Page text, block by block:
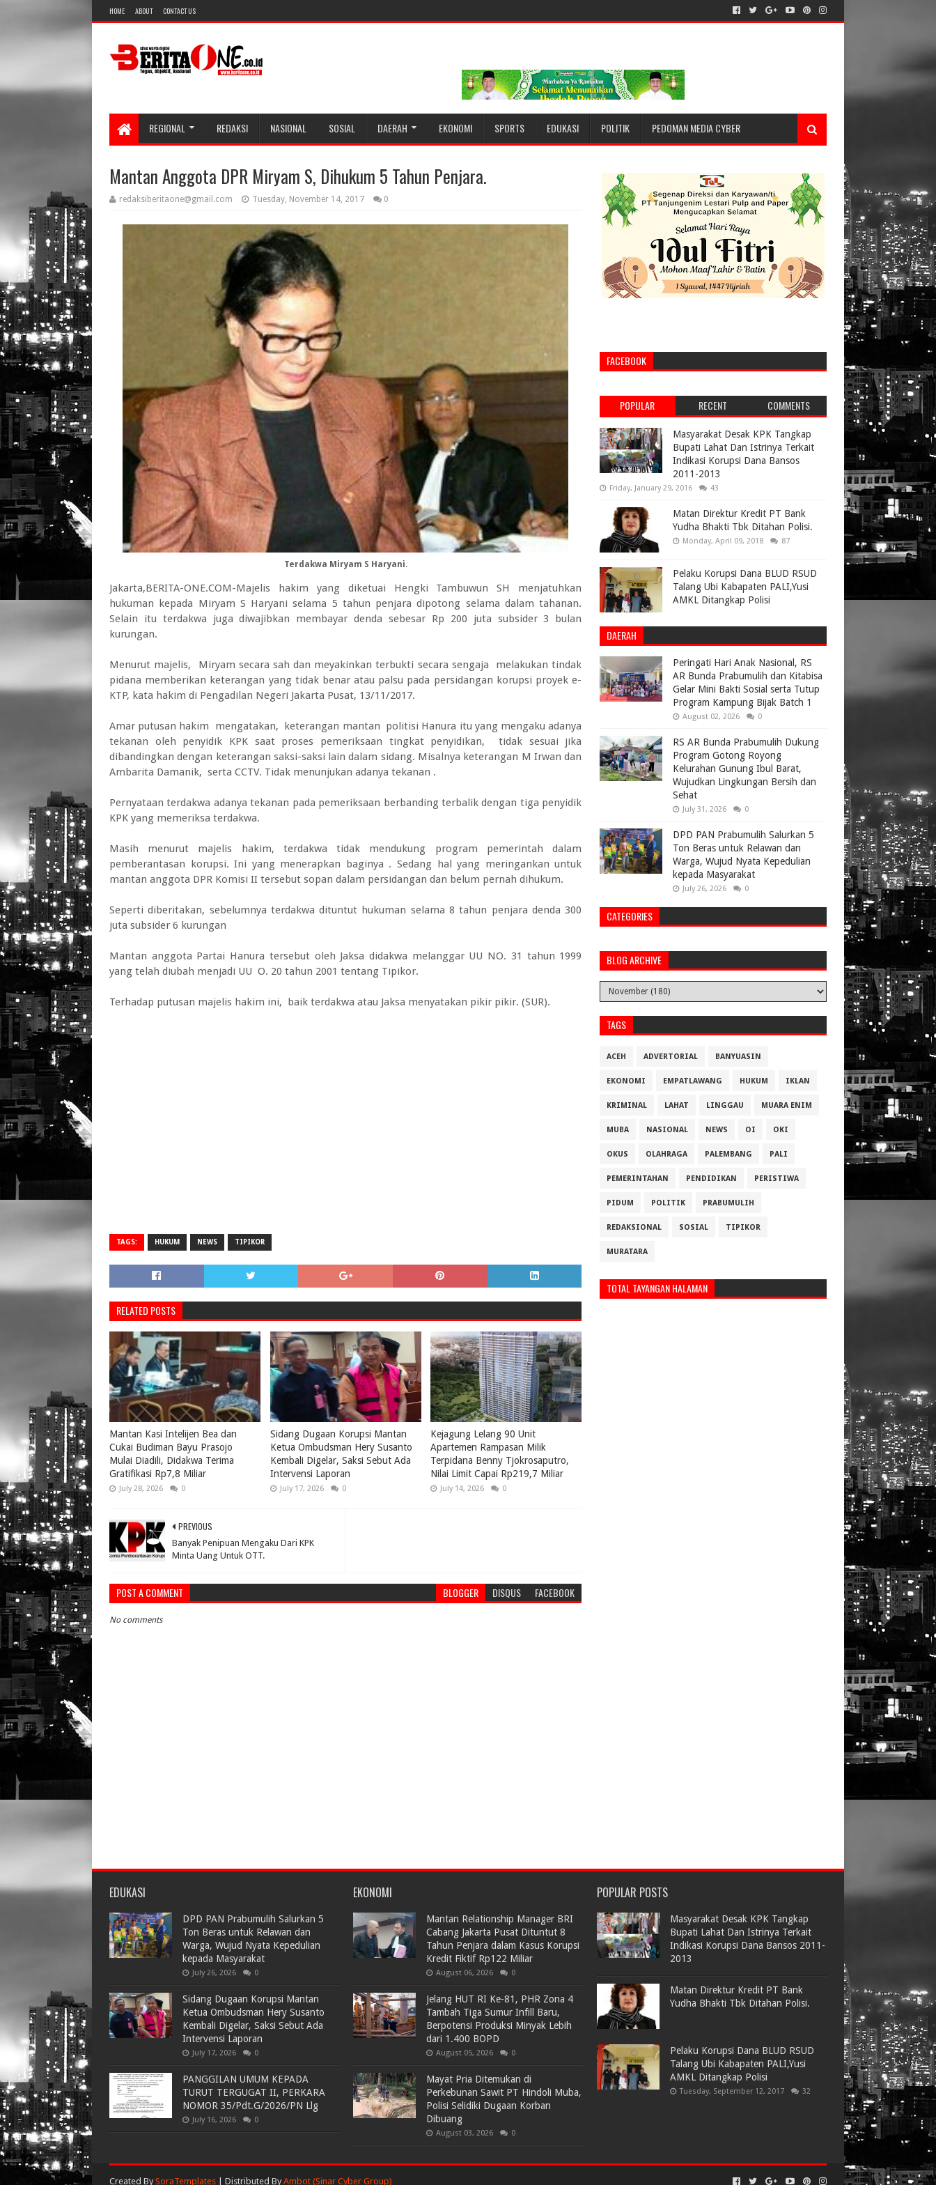
HOME ABOUT CONTACT US
REGIONAL REDAKSI NASIONAL SOSIAL DAERAH EKONOMI SPORTS EDUKASI POLITIK PEDOMAN MEDIA CYBER
Mantan Anggota DPR Miryam S, Dihukum 5 Tahun Penjara.
redaksiberitaone@gmail.com Tuesday, November 14, 2017 0
Terdakwa Miryam S Haryani.
Jakarta,BERITA-ONE.COM-Majelis hakim yang diketuai Hengki Tambuwun SH menjatuhkan
hukuman kepada Miryam S Haryani selama 5 tahun penjara dipotong selama dalam tahanan.
Selain itu terdakwa juga diwajibkan membayar denda sebesar Rp 200 juta subsider 3 bulan
kurungan.
Menurut majelis, Miryam secara sah dan meyakinkan terbukti secara sengaja melakukan tindak
pidana memberikan keterangan yang tidak benar atau palsu pada persidangan korupsi proyek e-
KTP, kata hakim di Pengadilan Negeri Jakarta Pusat, 13/11/2017.
Amar putusan hakim mengatakan, keterangan mantan politisi Hanura itu yang mengaku adanya
tekanan oleh penyidik KPK saat proses pemeriksaan tingkat penyidikan, tidak sesuai jika
dibandingkan dengan keterangan saksi-saksi lain dalam sidang. Misalnya keterangan M Irwan dan
Ambarita Damanik, serta CCTV. Tidak menunjukan adanya tekanan .
Pernyataan terdakwa adanya tekanan pada pemeriksaan berbanding terbalik dengan tiga penyidik
KPK yang memeriksa terdakwa.
Masih menurut majelis hakim, terdakwa tidak mendukung program pemerintah dalam
pemberantasan korupsi. Ini yang menerapkan baginya . Sedang hal yang meringankan untuk
mantan anggota DPR Komisi II tersebut sopan dalam persidangan dan belum pernah dihukum.
Seperti diberitakan, sebelumnya terdakwa dituntut hukuman selama 8 tahun penjara denda 300
juta subsider 6 kurungan
Mantan anggota Partai Hanura tersebut oleh Jaksa didakwa melanggar UU NO. 31 tahun 1999
yang telah diubah menjadi UU O. 20 tahun 2001 tentang Tipikor.
Terhadap putusan majelis hakim ini, baik terdakwa atau Jaksa menyatakan pikir pikir. (SUR).
TAGS: HUKUM NEWS TIPIKOR
RELATED POSTS
Mantan Kasi Intelijen Bea dan
Cukai Budiman Bayu Prasojo
Mulai Diadili, Didakwa Terima
Gratifikasi Rp7,8 Miliar
July 28, 2026 0
Sidang Dugaan Korupsi Mantan
Ketua Ombudsman Hery Susanto
Kembali Digelar, Saksi Sebut Ada
Intervensi Laporan
July 17, 2026 0
Kejagung Lelang 90 Unit
Apartemen Rampasan Milik
Terpidana Benny Tjokrosaputro,
Nilai Limit Capai Rp219,7 Miliar
July 14, 2026 0
PREVIOUS
Banyak Penipuan Mengaku Dari KPK
Minta Uang Untuk OTT.
POST A COMMENT BLOGGER DISQUS FACEBOOK
No comments
FACEBOOK
POPULAR RECENT COMMENTS
Masyarakat Desak KPK Tangkap
Bupati Lahat Dan Istrinya Terkait
Indikasi Korupsi Dana Bansos
2011-2013
Friday, January 29, 2016 43
Matan Direktur Kredit PT Bank
Yudha Bhakti Tbk Ditahan Polisi.
Monday, April 09, 2018 87
Pelaku Korupsi Dana BLUD RSUD
Talang Ubi Kabapaten PALI,Yusi
AMKL Ditangkap Polisi
DAERAH
Peringati Hari Anak Nasional, RS
AR Bunda Prabumulih dan Kitabisa
Gelar Mini Bakti Sosial serta Tutup
Program Kampung Bijak Batch 1
August 02, 2026 0
RS AR Bunda Prabumulih Dukung
Program Gotong Royong
Kelurahan Gunung Ibul Barat,
Wujudkan Lingkungan Bersih dan
Sehat
July 31, 2026 0
DPD PAN Prabumulih Salurkan 5
Ton Beras untuk Relawan dan
Warga, Wujud Nyata Kepedulian
kepada Masyarakat
July 26, 2026 0
CATEGORIES
BLOG ARCHIVE
TAGS
ACEH ADVERTORIAL BANYUASIN
EKONOMI EMPATLAWANG HUKUM IKLAN
KRIMINAL LAHAT LINGGAU MUARA ENIM
MUBA NASIONAL NEWS OI OKI
OKUS OLAHRAGA PALEMBANG PALI
PEMERINTAHAN PENDIDIKAN PERISTIWA
PIDUM POLITIK PRABUMULIH
REDAKSIONAL SOSIAL TIPIKOR
MURATARA
TOTAL TAYANGAN HALAMAN
EDUKASI
DPD PAN Prabumulih Salurkan 5
Ton Beras untuk Relawan dan
Warga, Wujud Nyata Kepedulian
kepada Masyarakat
July 26, 2026 0
Sidang Dugaan Korupsi Mantan
Ketua Ombudsman Hery Susanto
Kembali Digelar, Saksi Sebut Ada
Intervensi Laporan
July 17, 2026 0
PANGGILAN UMUM KEPADA
TURUT TERGUGAT II, PERKARA
NOMOR 35/Pdt.G/2026/PN Llg
July 16, 2026 0
EKONOMI
Mantan Relationship Manager BRI
Cabang Jakarta Pusat Dituntut 8
Tahun Penjara dalam Kasus Korupsi
Kredit Fiktif Rp122 Miliar
August 06, 2026 0
Jelang HUT RI Ke-81, PHR Zona 4
Tambah Tiga Sumur Infill Baru,
Berpotensi Produksi Minyak Lebih
dari 1.400 BOPD
August 05, 2026 0
Mayat Pria Ditemukan di
Perkebunan Sawit PT Hindoli Muba,
Polisi Selidiki Dugaan Korban
Dibuang
August 03, 2026 0
POPULAR POSTS
Masyarakat Desak KPK Tangkap
Bupati Lahat Dan Istrinya Terkait
Indikasi Korupsi Dana Bansos 2011-
2013
Matan Direktur Kredit PT Bank
Yudha Bhakti Tbk Ditahan Polisi.
Pelaku Korupsi Dana BLUD RSUD
Talang Ubi Kabapaten PALI,Yusi
AMKL Ditangkap Polisi
Tuesday, September 12, 2017 32
Created By SoraTemplates | Distributed By Ambot (Sinar Cyber Group)